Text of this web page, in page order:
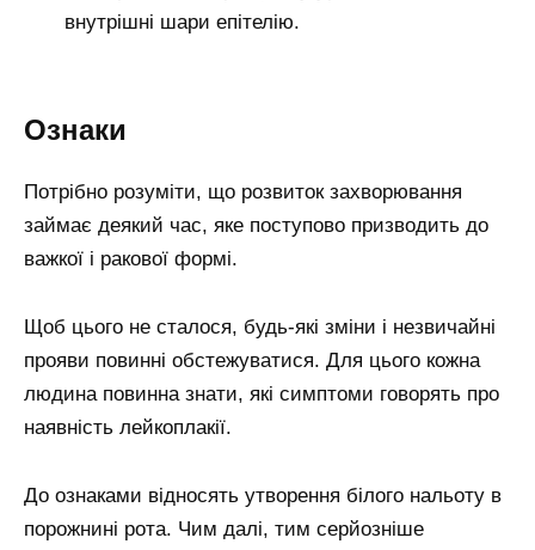
внутрішні шари епітелію.
Ознаки
Потрібно розуміти, що розвиток захворювання
займає деякий час, яке поступово призводить до
важкої і ракової формі.
Щоб цього не сталося, будь-які зміни і незвичайні
прояви повинні обстежуватися. Для цього кожна
людина повинна знати, які симптоми говорять про
наявність лейкоплакії.
До ознаками відносять утворення білого нальоту в
порожнині рота. Чим далі, тим серйозніше